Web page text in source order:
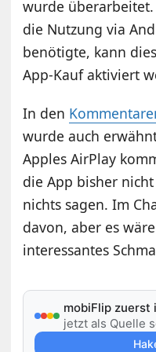
wurde
die Nutzung via
benötigte, kann
App-Kauf aktiviert
In den
wurde auch
Apples AirPlay
die App bisher
nichts sagen. Im
davon, aber es
interessantes
mobiFlip zuerst
jetzt als Quelle